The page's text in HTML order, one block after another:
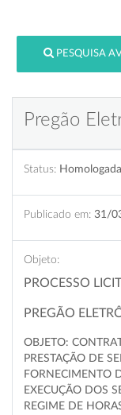
PESQUISA
Pregão
Status: Homologada
Publicado em: 31/
Objeto:
PROCESSO
PREGÃO
OBJETO:
PRESTAÇÃO DE
FORNECIMENTO
EXECUÇÃO DOS
REGIME DE